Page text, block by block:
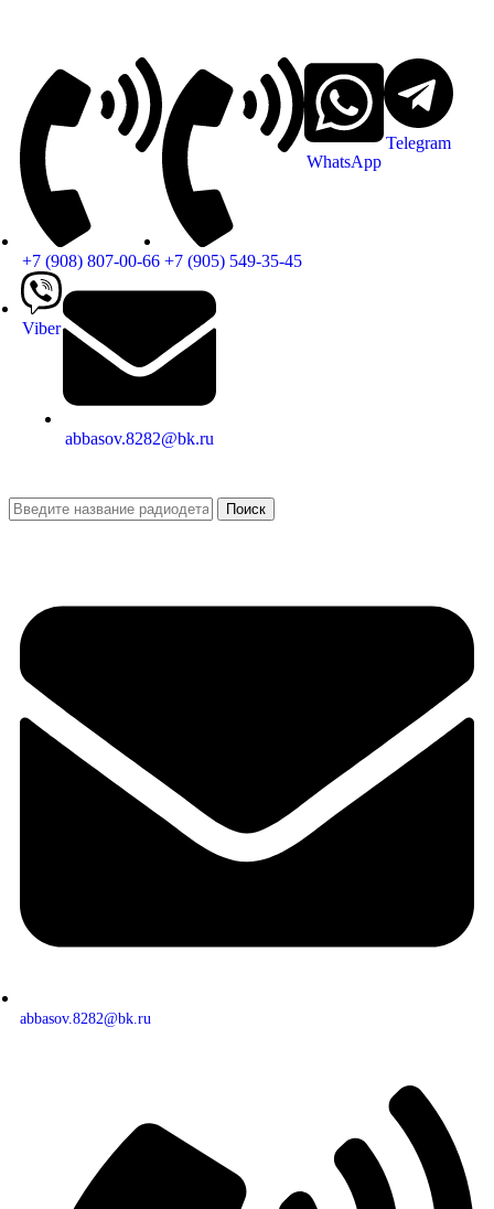
+7 (908) 807-00-66 +7 (905) 549-35-45
WhatsApp
Telegram
Viber
abbasov.8282@bk.ru
Поиск
abbasov.8282@bk.ru